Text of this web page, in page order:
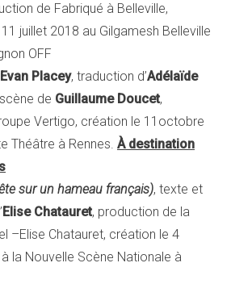
de Fabriqué à Belleville,
juillet 2018 au Gilgamesh Belleville
OFF
Evan Placey, traduction d’Adélaïde
de Guillaume Doucet,
Vertigo, création le 11octobre
Théâtre à Rennes. À destination
sur un hameau français), texte et
Elise Chatauret, production de la
–Elise Chatauret, création le 4
la Nouvelle Scène Nationale à